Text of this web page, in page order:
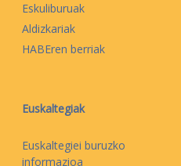
Eskuliburuak
Aldizkariak
HABEren berriak
Euskaltegiak
Euskaltegiei buruzko
informazioa